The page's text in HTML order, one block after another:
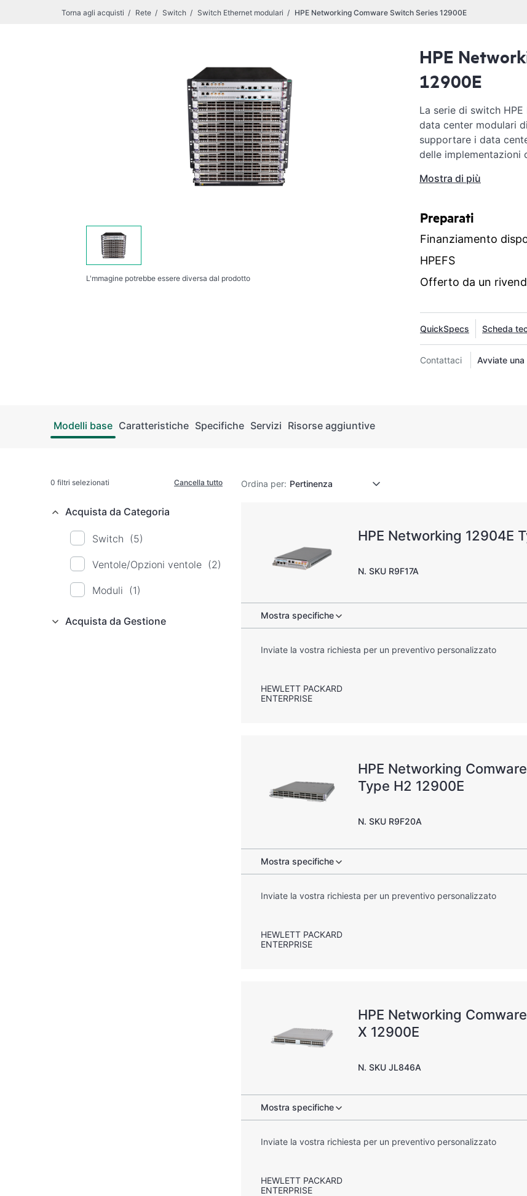
Torna agli acquisti Rete Switch Switch Ethernet modulari HPE Networking Comware Switch Series 12900E
L'mmagine potrebbe essere diversa dal prodotto
HPE
12900E
La serie di switch
data center modulari
supportare i data
delle implementazioni
connettività GbE, 10
Lo switch HPE
(Software-Defined
funzionalità Layer 2 e
consentire la
Mostra di più
Preparati
Finanziamento
HPEFS
Offerto da un
QuickSpecs Scheda
Contattaci Avviate
Modelli base Caratteristiche Specifiche Servizi Risorse aggiuntive
0 filtri selezionati Cancella tutto
Acquista da Categoria
Switch (5)
Ventole/Opzioni ventole (2)
Moduli (1)
Acquista da Gestione
Ordina per:
HPE Networking 12904E
N. SKU R9F17A
Mostra specifiche
Inviate la vostra richiesta per un preventivo personalizzato
HEWLETT PACKARD
ENTERPRISE
HPE Networking
Type H2 12900E
N. SKU R9F20A
Mostra specifiche
Inviate la vostra richiesta per un preventivo personalizzato
HEWLETT PACKARD
ENTERPRISE
HPE Networking
X 12900E
N. SKU JL846A
Mostra specifiche
Inviate la vostra richiesta per un preventivo personalizzato
HEWLETT PACKARD
ENTERPRISE